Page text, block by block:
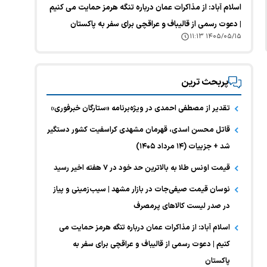
اسلام آباد: از مذاکرات عمان درباره تنگه هرمز حمایت می کنیم
| دعوت رسمی از قالیباف و عراقچی برای سفر به پاکستان
۱۴۰۵/۰۵/۱۵ ۱۱:۱۳
پربحث ترین
تقدیر از مصطفی احمدی در ویژه‌برنامه «ستارگان خبرفوری»
قاتل محسن اسدی، قهرمان مشهدی کراسفیت کشور دستگیر
شد + جزییات (۱۴ مرداد ۱۴۰۵)
قیمت اونس طلا به بالاترین حد خود در ۷ هفته اخیر رسید
نوسان قیمت صیفی‌جات در بازار مشهد | سیب‌زمینی و پیاز
در صدر لیست کالا‌های پرمصرف
اسلام آباد: از مذاکرات عمان درباره تنگه هرمز حمایت می
کنیم | دعوت رسمی از قالیباف و عراقچی برای سفر به
پاکستان